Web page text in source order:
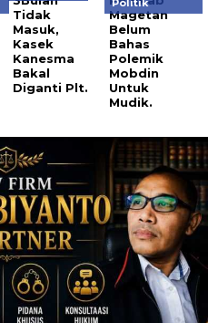
Tidak
Masuk,
Kasek
Kanesma
Bakal
Diganti Plt.
Politik
Magetan
Belum
Bahas
Polemik
Mobdin
Untuk
Mudik.